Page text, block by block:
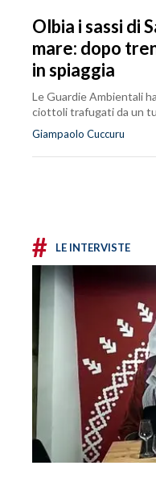
Olbia i sassi di
mare: dopo
in spiaggia
Le Guardie Ambientali
ciottoli trafugati da un
Giampaolo Cuccuru
# LE INTERVISTE